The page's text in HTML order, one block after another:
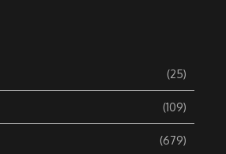
(25)
(109)
(679)